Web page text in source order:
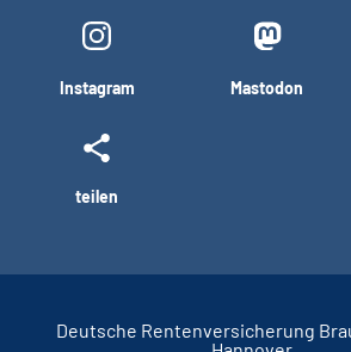
Instagram Mastodon
teilen
Deutsche Rentenversicherung